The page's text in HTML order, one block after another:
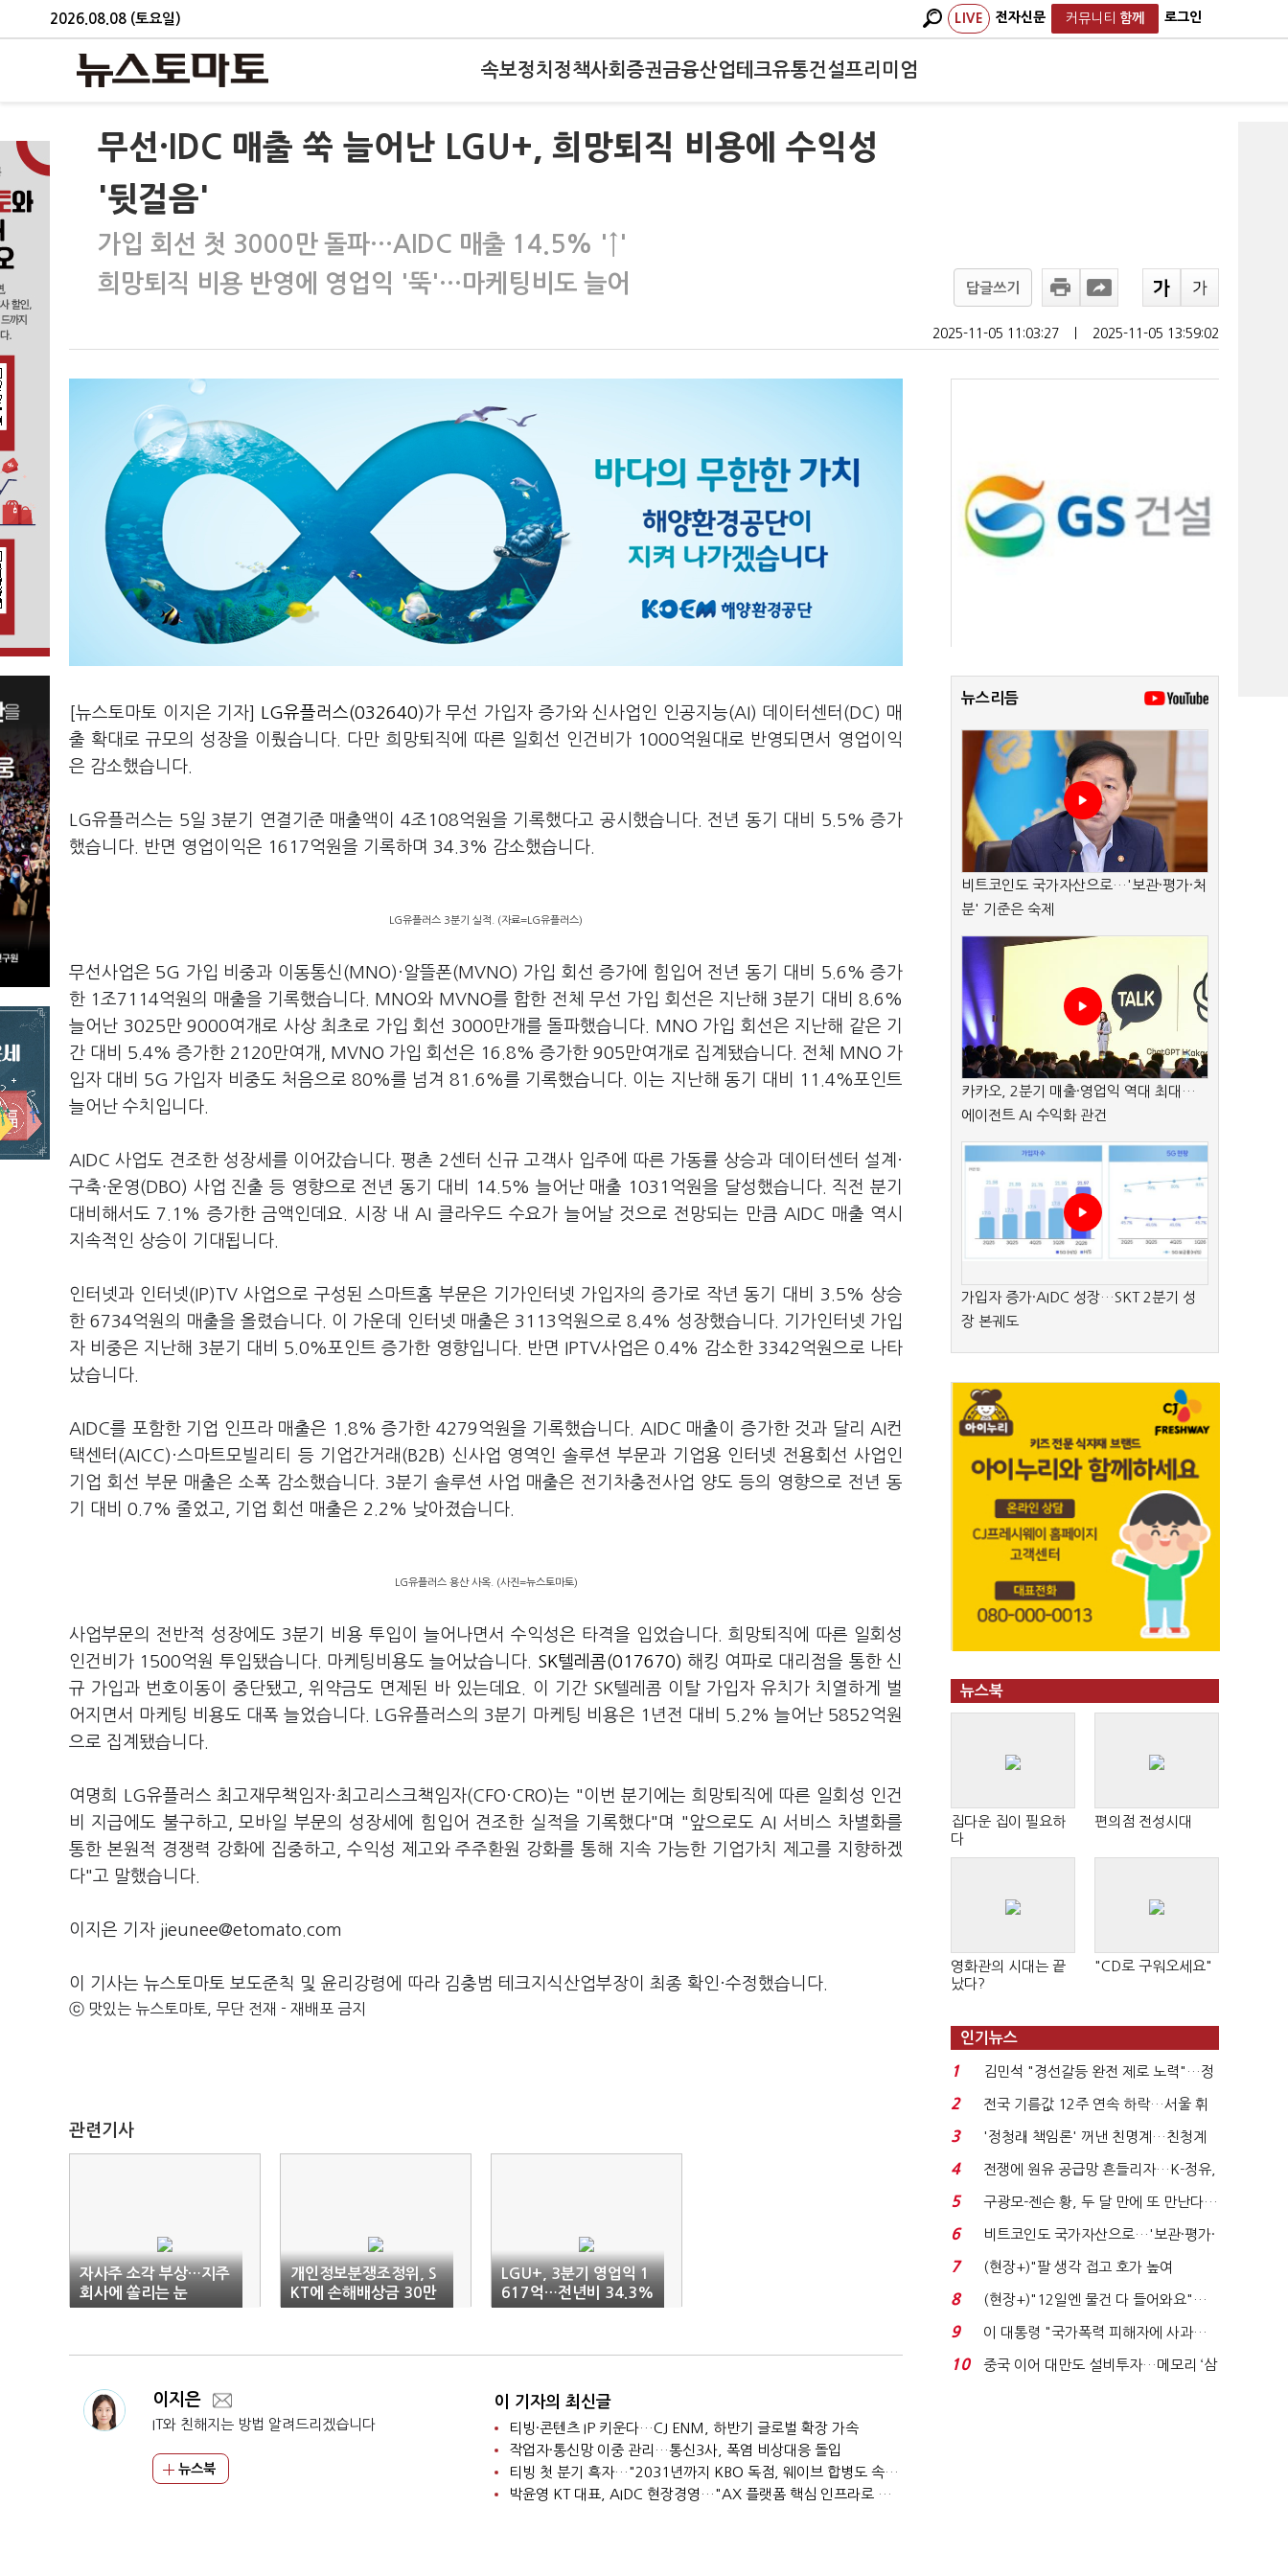
2026.08.08 (토요일) LIVE 전자신문 커뮤니티 함께 로그인
속보정치 정책사회 증권금융산업테크유통건설프리미엄
무선·IDC 매출 쑥 늘어난 LGU+, 희망퇴직 비용에 수익성
'뒷걸음'
가입 회선 첫 3000만 돌파…AIDC 매출 14.5% '↑'
희망퇴직 비용 반영에 영업익 '뚝'…마케팅비도 늘어
답글쓰기
2025-11-05 11:03:27 2025-11-05 13:59:02
[뉴스토마토 이지은 기자] LG유플러스(032640)가 무선 가입자 증가와 신사업인 인공지능(AI) 데이터센터(DC) 매
출 확대로 규모의 성장을 이뤘습니다. 다만 희망퇴직에 따른 일회선 인건비가 1000억원대로 반영되면서 영업이익
은 감소했습니다.
LG유플러스는 5일 3분기 연결기준 매출액이 4조108억원을 기록했다고 공시했습니다. 전년 동기 대비 5.5% 증가
했습니다. 반면 영업이익은 1617억원을 기록하며 34.3% 감소했습니다.
LG유플러스 3분기 실적. (자료=LG유플러스)
무선사업은 5G 가입 비중과 이동통신(MNO)·알뜰폰(MVNO) 가입 회선 증가에 힘입어 전년 동기 대비 5.6% 증가
한 1조7114억원의 매출을 기록했습니다. MNO와 MVNO를 합한 전체 무선 가입 회선은 지난해 3분기 대비 8.6%
늘어난 3025만 9000여개로 사상 최초로 가입 회선 3000만개를 돌파했습니다. MNO 가입 회선은 지난해 같은 기
간 대비 5.4% 증가한 2120만여개, MVNO 가입 회선은 16.8% 증가한 905만여개로 집계됐습니다. 전체 MNO 가
입자 대비 5G 가입자 비중도 처음으로 80%를 넘겨 81.6%를 기록했습니다. 이는 지난해 동기 대비 11.4%포인트
늘어난 수치입니다.
AIDC 사업도 견조한 성장세를 이어갔습니다. 평촌 2센터 신규 고객사 입주에 따른 가동률 상승과 데이터센터 설계·
구축·운영(DBO) 사업 진출 등 영향으로 전년 동기 대비 14.5% 늘어난 매출 1031억원을 달성했습니다. 직전 분기
대비해서도 7.1% 증가한 금액인데요. 시장 내 AI 클라우드 수요가 늘어날 것으로 전망되는 만큼 AIDC 매출 역시
지속적인 상승이 기대됩니다.
인터넷과 인터넷(IP)TV 사업으로 구성된 스마트홈 부문은 기가인터넷 가입자의 증가로 작년 동기 대비 3.5% 상승
한 6734억원의 매출을 올렸습니다. 이 가운데 인터넷 매출은 3113억원으로 8.4% 성장했습니다. 기가인터넷 가입
자 비중은 지난해 3분기 대비 5.0%포인트 증가한 영향입니다. 반면 IPTV사업은 0.4% 감소한 3342억원으로 나타
났습니다.
AIDC를 포함한 기업 인프라 매출은 1.8% 증가한 4279억원을 기록했습니다. AIDC 매출이 증가한 것과 달리 AI컨
택센터(AICC)·스마트모빌리티 등 기업간거래(B2B) 신사업 영역인 솔루션 부문과 기업용 인터넷 전용회선 사업인
기업 회선 부문 매출은 소폭 감소했습니다. 3분기 솔루션 사업 매출은 전기차충전사업 양도 등의 영향으로 전년 동
기 대비 0.7% 줄었고, 기업 회선 매출은 2.2% 낮아졌습니다.
LG유플러스 용산 사옥. (사진=뉴스토마토)
사업부문의 전반적 성장에도 3분기 비용 투입이 늘어나면서 수익성은 타격을 입었습니다. 희망퇴직에 따른 일회성
인건비가 1500억원 투입됐습니다. 마케팅비용도 늘어났습니다. SK텔레콤(017670) 해킹 여파로 대리점을 통한 신
규 가입과 번호이동이 중단됐고, 위약금도 면제된 바 있는데요. 이 기간 SK텔레콤 이탈 가입자 유치가 치열하게 벌
어지면서 마케팅 비용도 대폭 늘었습니다. LG유플러스의 3분기 마케팅 비용은 1년전 대비 5.2% 늘어난 5852억원
으로 집계됐습니다.
여명희 LG유플러스 최고재무책임자·최고리스크책임자(CFO·CRO)는 "이번 분기에는 희망퇴직에 따른 일회성 인건
비 지급에도 불구하고, 모바일 부문의 성장세에 힘입어 견조한 실적을 기록했다"며 "앞으로도 AI 서비스 차별화를
통한 본원적 경쟁력 강화에 집중하고, 수익성 제고와 주주환원 강화를 통해 지속 가능한 기업가치 제고를 지향하겠
다"고 말했습니다.
이지은 기자 jieunee@etomato.com
이 기사는 뉴스토마토 보도준칙 및 윤리강령에 따라 김충범 테크지식산업부장이 최종 확인·수정했습니다.
ⓒ 맛있는 뉴스토마토, 무단 전재 - 재배포 금지
관련기사
자사주 소각 부상…지주
회사에 쏠리는 눈
개인정보분쟁조정위, S
KT에 손해배상금 30만
원 지급 결정
LGU+, 3분기 영업익 1
617억…전년비 34.3%
'↓'
이지은
IT와 친해지는 방법 알려드리겠습니다
뉴스북
이 기자의 최신글
티빙·콘텐츠 IP 키운다…CJ ENM, 하반기 글로벌 확장 가속
작업자·통신망 이중 관리…통신3사, 폭염 비상대응 돌입
티빙 첫 분기 흑자…"2031년까지 KBO 독점, 웨이브 합병도 속도"
박윤영 KT 대표, AIDC 현장경영…"AX 플랫폼 핵심 인프라로 키운다"
뉴스리듬
비트코인도 국가자산으로…'보관·평가·처
분' 기준은 숙제
카카오, 2분기 매출·영업익 역대 최대…
에이전트 AI 수익화 관건
가입자 증가·AIDC 성장…SKT 2분기 성
장 본궤도
뉴스북
집다운 집이 필요하
다
편의점 전성시대
영화관의 시대는 끝
났다?
"CD로 구워오세요"
인기뉴스
1
김민석 "경선갈등 완전 제로 노력"…정
청래 "반명 공세 사...
2
전국 기름값 12주 연속 하락…서울 휘
발윳값 1909원...
3
'정청래 책임론' 꺼낸 친명계…친청계
는 추가투표 때리기...
4
전쟁에 원유 공급망 흔들리자…K-정유,
에너지안보 핵심...
5
구광모-젠슨 황, 두 달 만에 또 만난다…
로봇·AI 등 논...
6
비트코인도 국가자산으로…'보관·평가·
처분' 기준은 ...
7
(현장+)"팔 생각 접고 호가 높여
요"…'덜 똘똘한 한 채' 20...
8
(현장+)"12일엔 물건 다 들어와요"…
빈 매대 채우며 문 연 ...
9
이 대통령 "국가폭력 피해자에 사과…
적극적 조사로 진...
10
중국 이어 대만도 설비투자…메모리 ‘삼